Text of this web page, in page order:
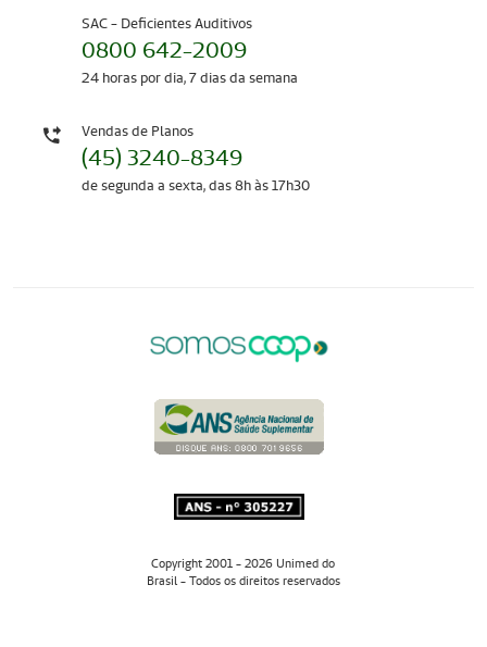
SAC - Deficientes Auditivos
0800 642-2009
24 horas por dia, 7 dias da semana
Vendas de Planos
(45) 3240-8349
de segunda a sexta, das 8h às 17h30
Copyright 2001 - 2026 Unimed do
Brasil - Todos os direitos reservados